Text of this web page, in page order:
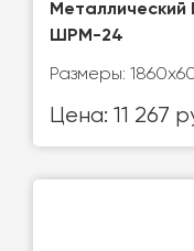
ШРМ-24
Размеры:
Цена: 11 267